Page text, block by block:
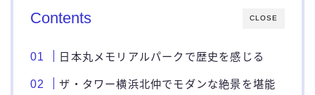
CLOSE
Contents
日本丸メモリアルパークで歴史を感じる
ザ・タワー横浜北仲でモダンな絶景を堪能